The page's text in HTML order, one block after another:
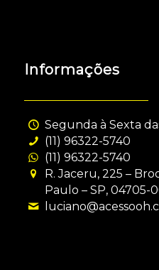
Informações
Segunda à Sexta
(11) 96322-5740
(11) 96322-5740
R. Jaceru, 225 –
Paulo – SP, 04705-